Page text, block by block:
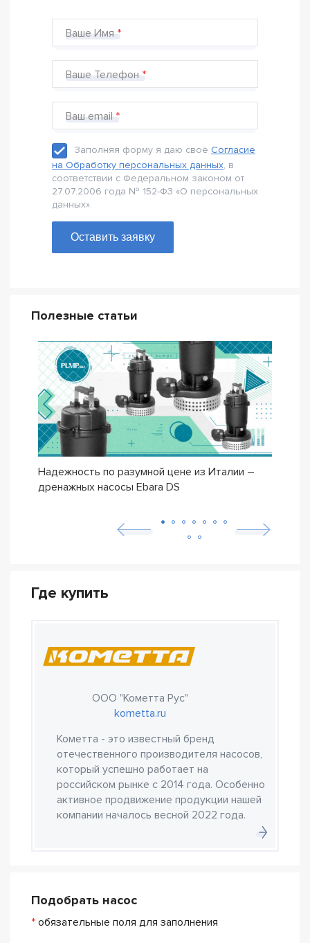
Ваше Имя
Ваше Телефон
Ваш email
Заполняя форму я даю своё Согласие
на Обработку персональных данных, в
соответствии с Федеральном законом от
27.07.2006 года № 152-Ф3 «О персональных
данных».
Оставить заявку
Полезные статьи
Надежность по разумной цене из Италии –
дренажных насосы Ebara DS
Где купить
ООО "Кометта Рус"
kometta.ru
Кометта - это известный бренд
отечественного производителя насосов,
который успешно работает на
российском рынке с 2014 года. Особенно
активное продвижение продукции нашей
компании началось весной 2022 года.
Подобрать насос
* обязательные поля для заполнения